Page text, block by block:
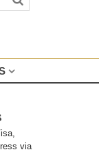
via